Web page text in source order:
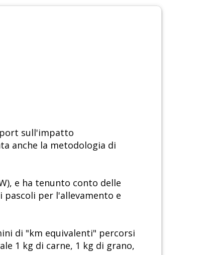
sull'impatto
anche la metodologia di
e ha tenunto conto delle
per l'allevamento e
di "km equivalenti" percorsi
1 kg di carne, 1 kg di grano,